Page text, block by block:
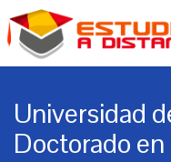
Universidad
Doctorado